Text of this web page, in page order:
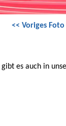
<< Voriges Foto
gibt es auch in